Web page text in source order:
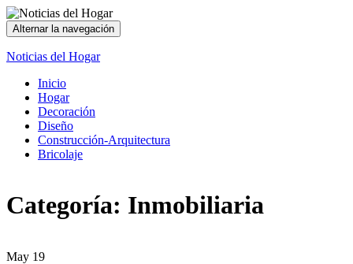
Alternar la navegación
Noticias del Hogar
Inicio
Hogar
Decoración
Diseño
Construcción-Arquitectura
Bricolaje
Categoría: Inmobiliaria
May 19